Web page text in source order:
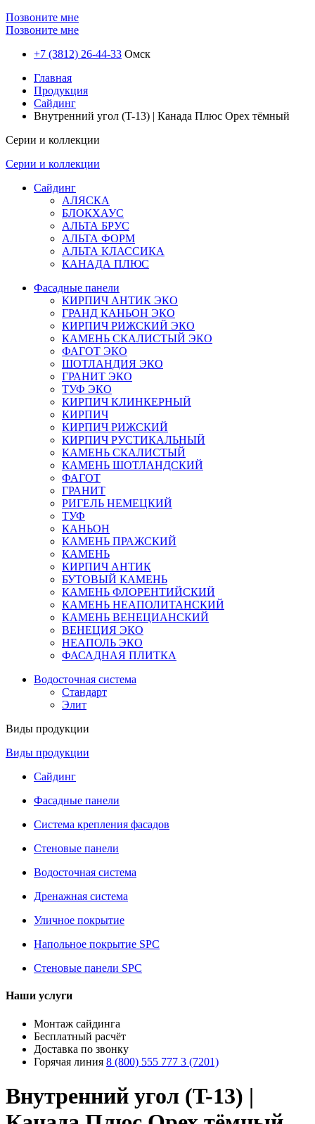
Позвоните мне
Позвоните мне
+7 (3812) 26-44-33 Омск
Главная
Продукция
Сайдинг
Внутренний угол (T-13) | Канада Плюс Орех тёмный
Серии и коллекции
Серии и коллекции
Сайдинг
АЛЯСКА
БЛОКХАУС
АЛЬТА БРУС
АЛЬТА ФОРМ
АЛЬТА КЛАССИКА
КАНАДА ПЛЮС
Фасадные панели
КИРПИЧ АНТИК ЭКО
ГРАНД КАНЬОН ЭКО
КИРПИЧ РИЖСКИЙ ЭКО
КАМЕНЬ СКАЛИСТЫЙ ЭКО
ФАГОТ ЭКО
ШОТЛАНДИЯ ЭКО
ГРАНИТ ЭКО
ТУФ ЭКО
КИРПИЧ КЛИНКЕРНЫЙ
КИРПИЧ
КИРПИЧ РИЖСКИЙ
КИРПИЧ РУСТИКАЛЬНЫЙ
КАМЕНЬ СКАЛИСТЫЙ
КАМЕНЬ ШОТЛАНДСКИЙ
ФАГОТ
ГРАНИТ
РИГЕЛЬ НЕМЕЦКИЙ
ТУФ
КАНЬОН
КАМЕНЬ ПРАЖСКИЙ
КАМЕНЬ
КИРПИЧ АНТИК
БУТОВЫЙ КАМЕНЬ
КАМЕНЬ ФЛОРЕНТИЙСКИЙ
КАМЕНЬ НЕАПОЛИТАНСКИЙ
КАМЕНЬ ВЕНЕЦИАНСКИЙ
ВЕНЕЦИЯ ЭКО
НЕАПОЛЬ ЭКО
ФАСАДНАЯ ПЛИТКА
Водосточная система
Стандарт
Элит
Виды продукции
Виды продукции
Сайдинг
Фасадные панели
Система крепления фасадов
Стеновые панели
Водосточная система
Дренажная система
Уличное покрытие
Напольное покрытие SPC
Стеновые панели SPC
Наши услуги
Монтаж сайдинга
Бесплатный расчёт
Доставка по звонку
Горячая линия 8 (800) 555 777 3 (7201)
Внутренний угол (T-13) |